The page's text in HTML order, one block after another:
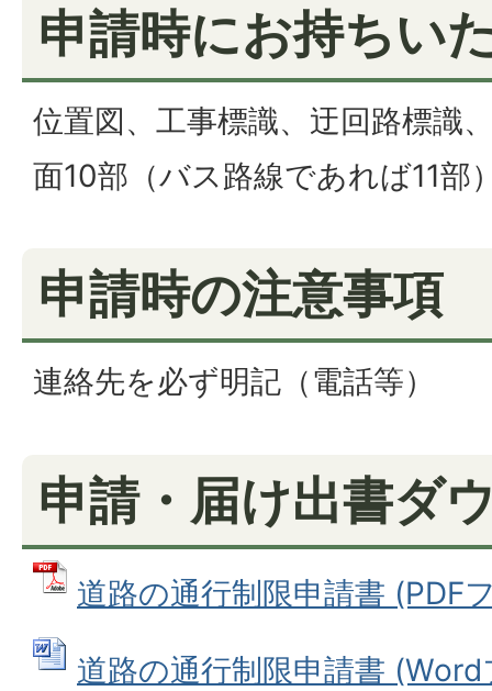
申請時にお持ちい
位置図、工事標識、迂回路標識
面10部（バス路線であれば11部
申請時の注意事項
連絡先を必ず明記（電話等）
申請・届け出書ダ
道路の通行制限申請書 (PDF
道路の通行制限申請書